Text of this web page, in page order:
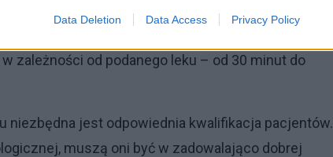
Data Deletion Data Access Privacy Policy
się cytostatyk w płynie infuzyjnym nagrzanym
ciała człowieka. Efektywny czas krążenia
zależności od podanego leku – od 30 minut do
niezbędna jest odpowiednia kwalifikacja pacjentów.
muszą oni być w zadowalająco dobrej